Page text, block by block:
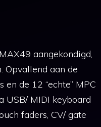
aangekondigd,
Opvallend aan de
de 12 “echte” MPC
USB/ MIDI keyboard
faders, CV/ gate